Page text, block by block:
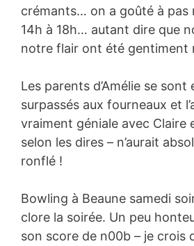
crémants… on a goûté à pas
14h à 18h… autant dire que
notre flair ont été gentiment
Les parents d’Amélie se sont
surpassés aux fourneaux et
vraiment géniale avec Claire
selon les dires – n’aurait
ronflé !
Bowling à Beaune samedi
clore la soirée. Un peu
son score de n00b – je crois